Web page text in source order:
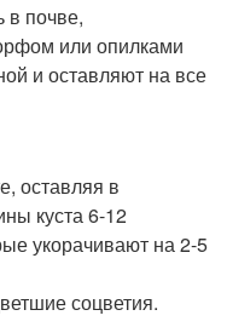
в почве,
или опилками
и оставляют на все
оставляя в
куста 6-12
укорачивают на 2-5
соцветия.